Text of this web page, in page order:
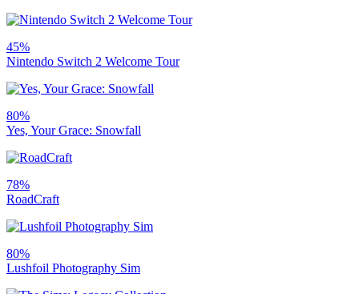
45%
Nintendo Switch 2 Welcome Tour
80%
Yes, Your Grace: Snowfall
78%
RoadCraft
80%
Lushfoil Photography Sim